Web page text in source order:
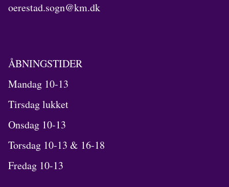
oerestad.sogn@km.dk
ÅBNINGSTIDER
Mandag 10-13
Tirsdag lukket
Onsdag 10-13
Torsdag 10-13 & 16-18
Fredag 10-13